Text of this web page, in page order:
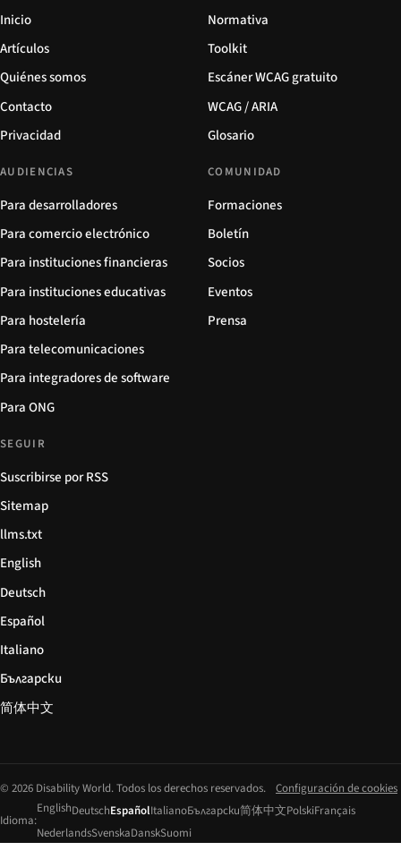
Inicio
Artículos
Quiénes somos
Contacto
Privacidad
Normativa
Toolkit
Escáner WCAG gratuito
WCAG / ARIA
Glosario
AUDIENCIAS
Para desarrolladores
Para comercio electrónico
Para instituciones financieras
Para instituciones educativas
Para hostelería
Para telecomunicaciones
Para integradores de software
Para ONG
COMUNIDAD
Formaciones
Boletín
Socios
Eventos
Prensa
SEGUIR
Suscribirse por RSS
Sitemap
llms.txt
English
Deutsch
Español
Italiano
Български
简体中文
© 2026 Disability World. Todos los derechos reservados. Configuración de cookies
Idioma:
EnglishDeutschEspañolItalianoБългарски简体中文PolskiFrançais
NederlandsSvenskaDanskSuomi